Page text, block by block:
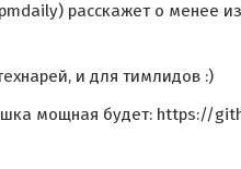
расскажет о менее
и для тимлидов :)
мощная будет: https://